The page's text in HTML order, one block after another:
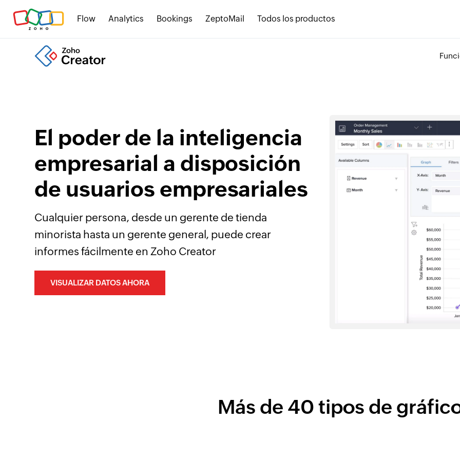
Flow Analytics Bookings ZeptoMail Todos los productos
El poder de la inteligencia
empresarial a disposición
de usuarios empresariales
Cualquier persona, desde un gerente de tienda
minorista hasta un gerente general, puede crear
informes fácilmente en Zoho Creator
VISUALIZAR DATOS AHORA
Más de 40 tipos de